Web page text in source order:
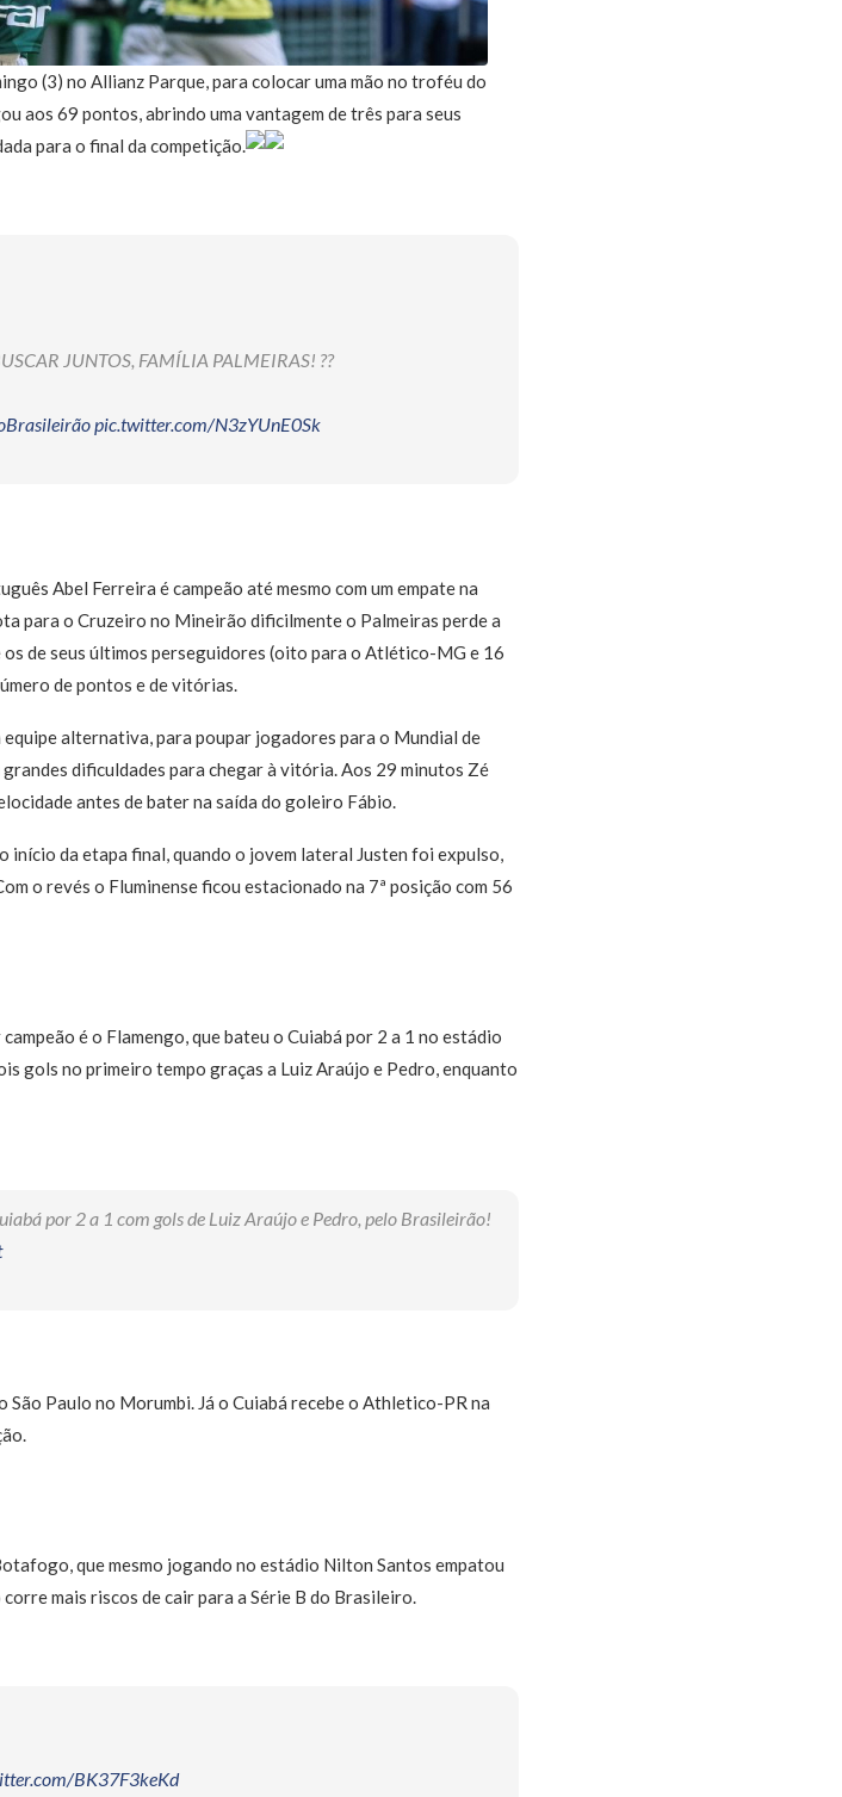
(3) no Allianz Parque, para colocar uma mão no troféu do
aos 69 pontos, abrindo uma vantagem de três para seus
para o final da competição.
JUNTOS, FAMÍLIA PALMEIRAS! ??
pic.twitter.com/N3zYUnE0Sk
Abel Ferreira é campeão até mesmo com um empate na
para o Cruzeiro no Mineirão dificilmente o Palmeiras perde a
de seus últimos perseguidores (oito para o Atlético-MG e 16
de pontos e de vitórias.
equipe alternativa, para poupar jogadores para o Mundial de
dificuldades para chegar à vitória. Aos 29 minutos Zé
antes de bater na saída do goleiro Fábio.
início da etapa final, quando o jovem lateral Justen foi expulso,
o revés o Fluminense ficou estacionado na 7ª posição com 56
é o Flamengo, que bateu o Cuiabá por 2 a 1 no estádio
gols no primeiro tempo graças a Luiz Araújo e Pedro, enquanto
por 2 a 1 com gols de Luiz Araújo e Pedro, pelo Brasileirão!
Paulo no Morumbi. Já o Cuiabá recebe o Athletico-PR na
que mesmo jogando no estádio Nilton Santos empatou
mais riscos de cair para a Série B do Brasileiro.
BK37F3keKd